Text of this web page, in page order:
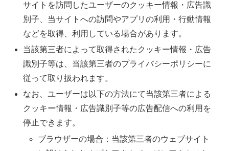
サイトを訪問したユーザーのクッキー情報・広告識
別子、当サイトへの訪問やアプリの利用・行動情報
などを取得、利用している場合があります。
当該第三者によって取得されたクッキー情報・広告
識別子等は、当該第三者のプライバシーポリシーに
従って取り扱われます。
なお、ユーザーは以下の方法にて当該第三者による
クッキー情報・広告識別子等の広告配信への利用を
停止できます。
ブラウザーの場合：当該第三者のウェブサイト